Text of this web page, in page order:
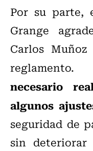
Por su parte,
Grange
Carlos
reglamento.
necesario
algunos
seguridad de
sin